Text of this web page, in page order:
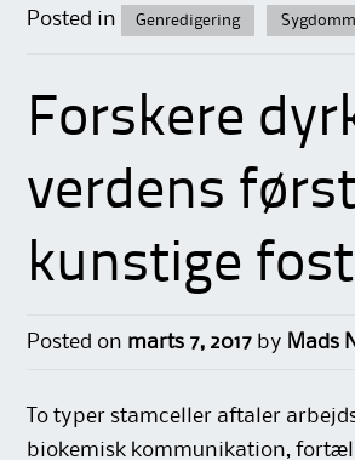
Posted in Genredigering
Forskere
verdens
kunstige
Posted on marts 7, 2017 by Mads
To typer stamceller aftaler
biokemisk kommunikation,